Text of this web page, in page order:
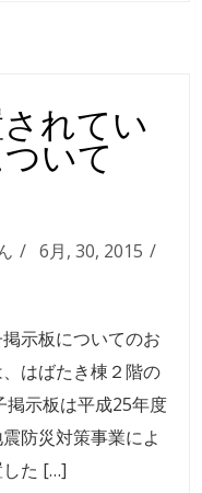
れてい
いて
6月, 30, 2015
示板についてのお
はばたき棟２階の
掲示板は平成25年度
防災対策事業によ
した […]